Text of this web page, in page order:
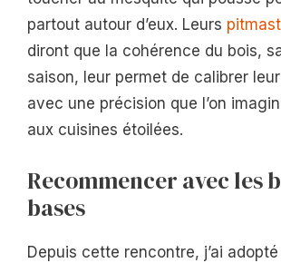
partout autour d’eux. Leurs
diront que la cohérence du bois,
saison, leur permet de calibrer
avec une précision que l’on
aux cuisines étoilées.
Recommencer avec les
bases
Depuis cette rencontre, j’ai